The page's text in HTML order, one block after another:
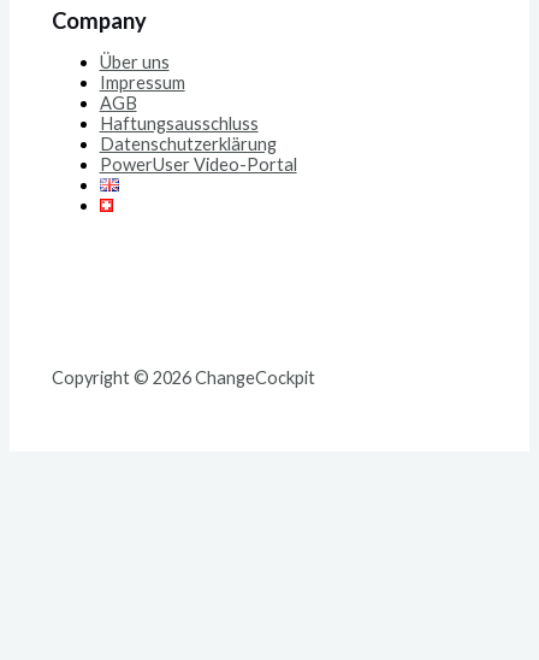
Company
Über uns
Impressum
AGB
Haftungsausschluss
Datenschutzerklärung
PowerUser Video-Portal
Copyright © 2026 ChangeCockpit